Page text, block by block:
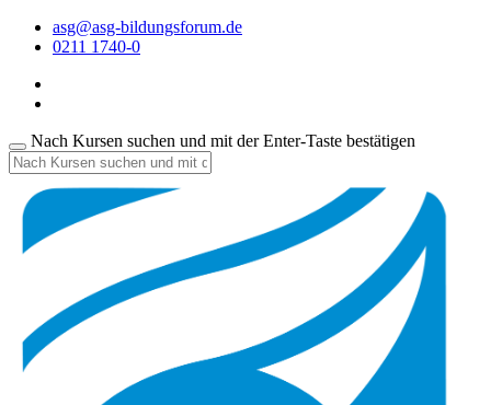
asg@asg-bildungsforum.de
0211 1740-0
Nach Kursen suchen und mit der Enter-Taste bestätigen